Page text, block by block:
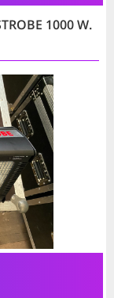
1000 W.